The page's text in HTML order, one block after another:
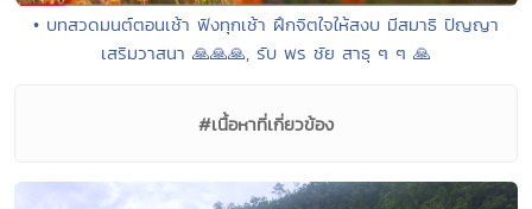
• บทสวดมนต์ตอนเช้า ฟังทุกเช้า ฝึกจิตใจให้สงบ มีสมาธิ ปัญญา
เสริมวาสนา 🙏🙏🙏, รับ พร ชัย สาธุ ๆ ๆ 🙏
#เนื้อหาที่เกี่ยวข้อง